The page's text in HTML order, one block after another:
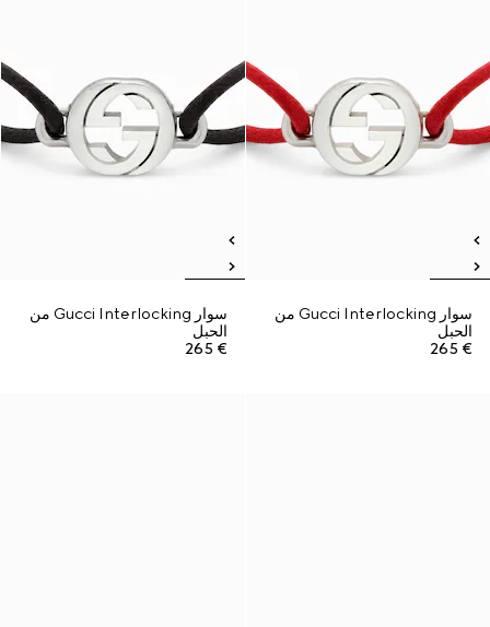
سوار Gucci Interlocking من
الحبل
€ 265
سوار Gucci Interlocking من
الحبل
€ 265